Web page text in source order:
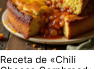
Receta de «Chili